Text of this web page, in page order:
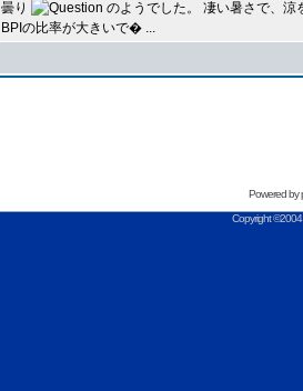
曇り
のようでした。 凄い暑さで、
BPIの比率が大きいで� ...
Powered by
Copyright ©2004